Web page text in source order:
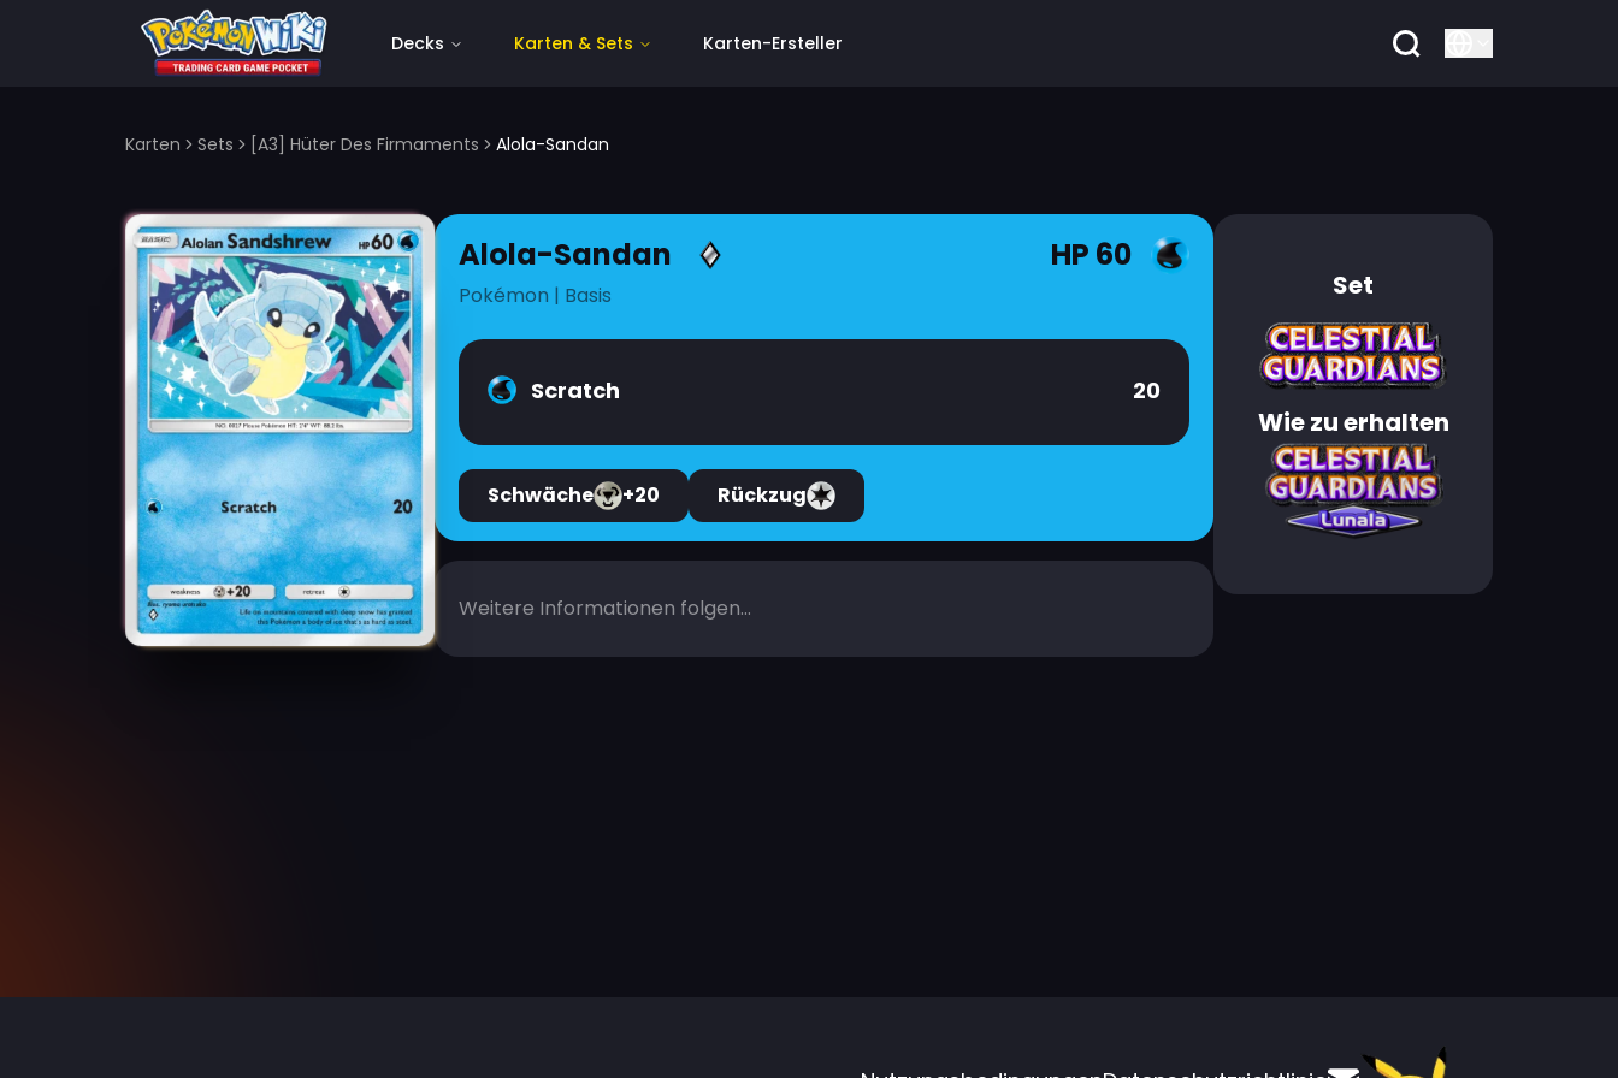
Karten Sets [A3] Hüter Des Firmaments Alola-Sandan
Decks Karten & Sets Karten-Ersteller
Alola-Sandan HP 60
Pokémon | Basis
Scratch 20
Schwäche +20 Rückzug
Weitere Informationen folgen...
Set
Wie zu erhalten